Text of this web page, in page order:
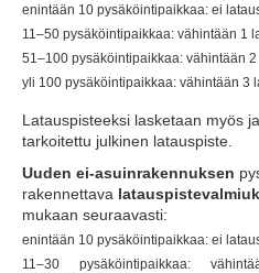
enintään 10 pysäköintipaikkaa: ei
11–50 pysäköintipaikkaa: vähintään 1
51–100 pysäköintipaikkaa: vähintään
yli 100 pysäköintipaikkaa: vähintään 3
Latauspisteeksi lasketaan myös
tarkoitettu julkinen latauspiste.
Uuden ei-asuinrakennuksen
rakennettava
mukaan seuraavasti:
enintään 10 pysäköintipaikkaa: ei
11–30 pysäköintipaikkaa: